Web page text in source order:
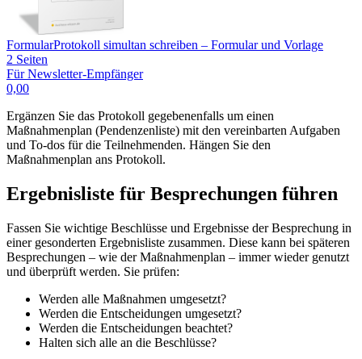
FormularProtokoll simultan schreiben – Formular und Vorlage
2 Seiten
Für Newsletter-Empfänger
0,00
Ergänzen Sie das Protokoll gegebenenfalls um einen
Maßnahmenplan (Pendenzenliste) mit den vereinbarten Aufgaben
und To-dos für die Teilnehmenden. Hängen Sie den
Maßnahmenplan ans Protokoll.
Ergebnisliste für Besprechungen führen
Fassen Sie wichtige Beschlüsse und Ergebnisse der Besprechung in
einer gesonderten Ergebnisliste zusammen. Diese kann bei späteren
Besprechungen – wie der Maßnahmenplan – immer wieder genutzt
und überprüft werden. Sie prüfen:
Werden alle Maßnahmen umgesetzt?
Werden die Entscheidungen umgesetzt?
Werden die Entscheidungen beachtet?
Halten sich alle an die Beschlüsse?